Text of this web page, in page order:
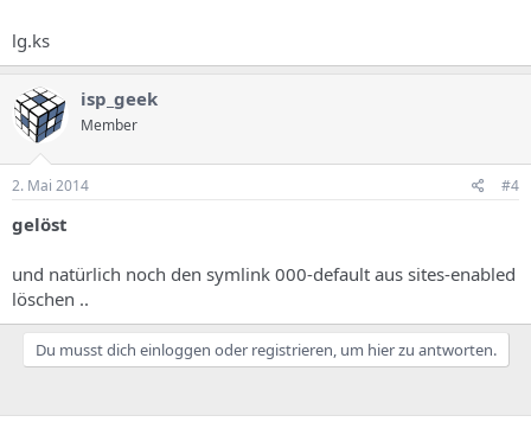
lg.ks
isp_geek
Member
2. Mai 2014 #4
gelöst
und natürlich noch den symlink 000-default aus sites-enabled
löschen ..
Du musst dich einloggen oder registrieren, um hier zu antworten.